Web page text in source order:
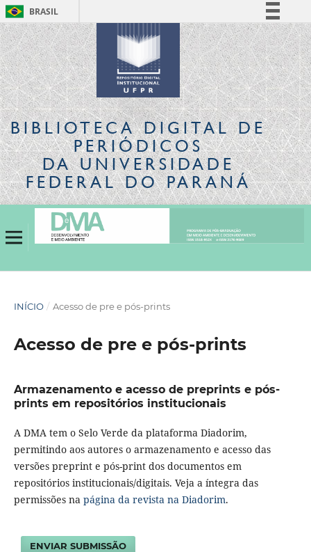
BRASIL
Simplifique!
Comunica BR
Participe
Acesso à informação
Legislação
Canais
BIBLIOTECA DIGITALDE
PERIÓDICOS
DA UNIVERSIDADE
FEDERAL DO PARANÁ
INÍCIO / Acesso de pre e pós-prints
Acesso de pre e pós-prints
Armazenamento e acesso de preprints e pós-
prints em repositórios institucionais
A DMA tem o Selo Verde da plataforma Diadorim,
permitindo aos autores o armazenamento e acesso das
versões preprint e pós-print dos documentos em
repositórios institucionais/digitais. Veja a íntegra das
permissões na página da revista na Diadorim.
ENVIAR SUBMISSÃO